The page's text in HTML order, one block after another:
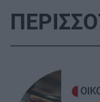
ΠΟΛΙΤΙΚΗ
«μπλόκο»
του φακέλου